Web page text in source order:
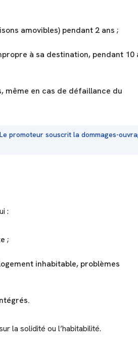
amovibles) pendant 2 ans ;
à sa destination, pendant 10
même en cas de défaillance du
promoteur souscrit la dommages-
:
;
inhabitable, problèmes
la solidité ou l’habitabilité.